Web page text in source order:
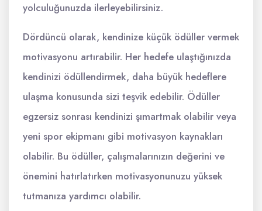
yolculuğunuzda ilerleyebilirsiniz.
Dördüncü olarak, kendinize küçük ödüller vermek
motivasyonu artırabilir. Her hedefe ulaştığınızda
kendinizi ödüllendirmek, daha büyük hedeflere
ulaşma konusunda sizi teşvik edebilir. Ödüller
egzersiz sonrası kendinizi şımartmak olabilir veya
yeni spor ekipmanı gibi motivasyon kaynakları
olabilir. Bu ödüller, çalışmalarınızın değerini ve
önemini hatırlatırken motivasyonunuzu yüksek
tutmanıza yardımcı olabilir.